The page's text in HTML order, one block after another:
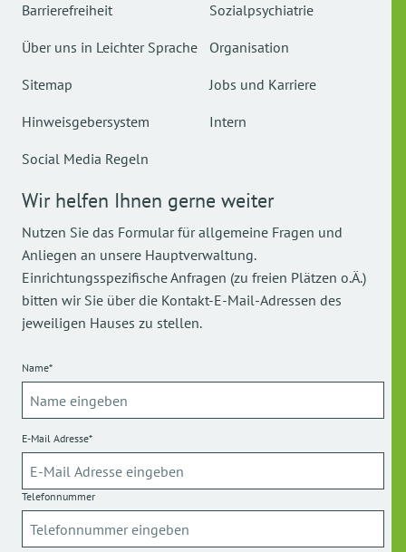
Barrierefreiheit
Über uns in Leichter Sprache
Sitemap
Hinweisgebersystem
Social Media Regeln
Sozialpsychiatrie
Organisation
Jobs und Karriere
Intern
Wir helfen Ihnen gerne weiter
Nutzen Sie das Formular für allgemeine Fragen und
Anliegen an unsere Hauptverwaltung.
Einrichtungsspezifische Anfragen (zu freien Plätzen o.Ä.)
bitten wir Sie über die Kontakt-E-Mail-Adressen des
jeweiligen Hauses zu stellen.
Name*
E-Mail Adresse*
Telefonnummer